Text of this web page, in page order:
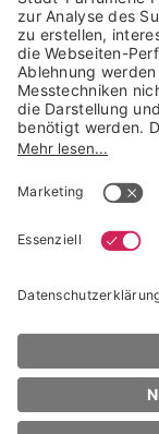
Trusted Shops
* unverbindliche